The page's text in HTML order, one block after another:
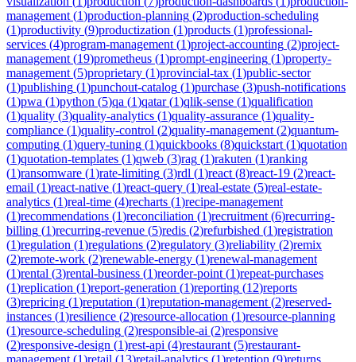
management (1)production-planning (2)production-scheduling
(1)productivity (9)productization (1)products (1)professional-
services (4)program-management (1)project-accounting (2)project-
management (19)prometheus (1)prompt-engineering (1)property-
management (5)proprietary (1)provincial-tax (1)public-sector
(1)publishing (1)punchout-catalog (1)purchase (3)push-notifications
(1)pwa (1)python (5)qa (1)qatar(1)qlik-sense (1)qualification
(1)quality (3)quality-analytics (1)quality-assurance (1)quality-
compliance (1)quality-control (2)quality-management (2)quantum-
computing (1)query-tuning (1)quickbooks (8)quickstart (1)quotation
(1)quotation-templates (1)qweb (3)rag (1)rakuten (1)ranking
(1)ransomware (1)rate-limiting (3)rdl (1)react (8)react-19 (2)react-
email (1)react-native (1)react-query (1)real-estate (5)real-estate-
analytics (1)real-time (4)recharts (1)recipe-management
(1)recommendations (1)reconciliation (1)recruitment (6)recurring-
billing (1)recurring-revenue (5)redis (2)refurbished (1)registration
(1)regulation (1)regulations (2)regulatory (3)reliability (2)remix
(2)remote-work (2)renewable-energy (1)renewal-management
(1)rental (3)rental-business (1)reorder-point (1)repeat-purchases
(1)replication (1)report-generation (1)reporting (12)reports
(3)repricing (1)reputation (1)reputation-management (2)reserved-
instances (1)resilience (2)resource-allocation (1)resource-planning
(1)resource-scheduling (2)responsible-ai (2)responsive
(2)responsive-design (1)rest-api (4)restaurant (5)restaurant-
management (1)retail (13)retail-analytics (1)retention (9)returns